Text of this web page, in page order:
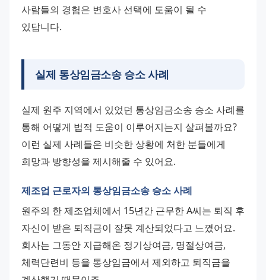
사람들의 경험은 변호사 선택에 도움이 될 수
있답니다.
실제 통상임금소송 승소 사례
실제 원주 지역에서 있었던 통상임금소송 승소 사례를
통해 어떻게 법적 도움이 이루어지는지 살펴볼까요?
이런 실제 사례들은 비슷한 상황에 처한 분들에게
희망과 방향성을 제시해줄 수 있어요.
제조업 근로자의 통상임금소송 승소 사례
원주의 한 제조업체에서 15년간 근무한 A씨는 퇴직 후
자신이 받은 퇴직금이 잘못 계산되었다고 느꼈어요.
회사는 그동안 지급해온 정기상여금, 명절상여금,
체력단련비 등을 통상임금에서 제외하고 퇴직금을